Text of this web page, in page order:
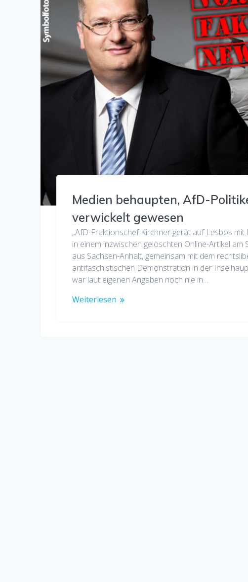
Medien behaupten, AfD-
verwickelt gewesen
„AfD-Fraktionschef Kirchner gerät auf Lesbos
in einem inzwischen gelöschten Online-Artikel am
aus Sachsen-Anhalt, gemeinsam mit dem
antifaschistischen Demonstration in der
war laut eigenen Angaben noch nie in…
Weiterlesen